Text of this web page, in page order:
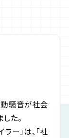
騒音が社会
た。
ー」は、「社